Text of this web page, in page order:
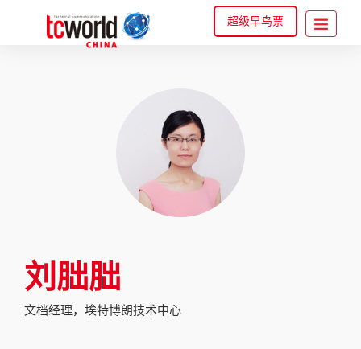
超级早鸟票
刘朏朏
文档经理，埃特博朗技术中心